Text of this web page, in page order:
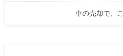
車の売却で、